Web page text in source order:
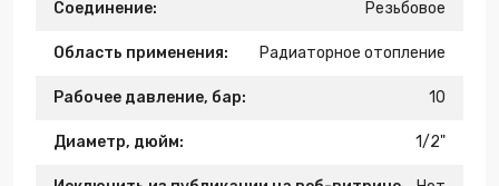
Соединение: Резьбовое
Область применения: Радиаторное отопление
Рабочее давление, бар: 10
Диаметр, дюйм: 1/2"